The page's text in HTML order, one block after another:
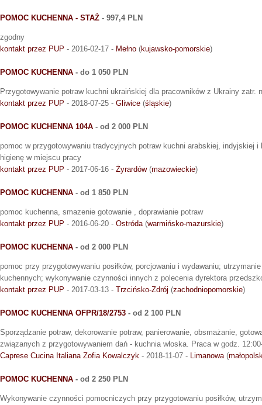
POMOC KUCHENNA - STAŻ - 997,4 PLN
zgodny
kontakt przez PUP - 2016-02-17 - Mełno (kujawsko-pomorskie)
POMOC KUCHENNA - do 1 050 PLN
Przygotowywanie potraw kuchni ukraińskiej dla pracowników z Ukrainy zatr.
kontakt przez PUP - 2018-07-25 - Gliwice (śląskie)
POMOC KUCHENNA 104A - od 2 000 PLN
pomoc w przygotowywaniu tradycyjnych potraw kuchni arabskiej, indyjskiej
higienę w miejscu pracy
kontakt przez PUP - 2017-06-16 - Żyrardów(mazowieckie)
POMOC KUCHENNA - od 1 850 PLN
pomoc kuchenna, smazenie gotowanie , doprawianie potraw
kontakt przez PUP - 2016-06-20 - Ostróda(warmińsko-mazurskie)
POMOC KUCHENNA - od 2 000 PLN
pomoc przy przygotowywaniu posiłków, porcjowaniu i wydawaniu;
kuchennych; wykonywanie czynności innych z polecenia dyrektora
kontakt przez PUP - 2017-03-13 - Trzcińsko-Zdrój (zachodniopomorskie)
POMOC KUCHENNA OFPR/18/2753 - od 2 100 PLN
Sporządzanie potraw, dekorowanie potraw, panierowanie, obsmażanie,
związanych z przygotowywaniem dań - kuchnia włoska. Praca w godz.
Caprese Cucina Italiana Zofia Kowalczyk - 2018-11-07 - Limanowa(
POMOC KUCHENNA - od 2 250 PLN
Wykonywanie czynności pomocniczych przy przygotowaniu posiłków,